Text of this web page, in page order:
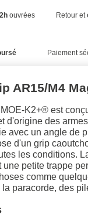
ouvrées Retour
Paiement
AR15/M4
K2+® est
d'origine des
avec un angle de
d'un grip
les conditions.
petite trappe
comme
paracorde, des